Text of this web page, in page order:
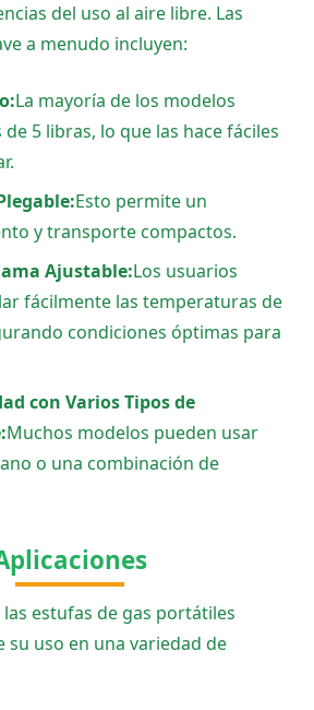
del uso al aire libre. Las
a menudo incluyen:
La mayoría de los modelos
5 libras, lo que las hace fáciles
Esto permite un
y transporte compactos.
Ajustable:Los usuarios
fácilmente las temperaturas de
condiciones óptimas para
con Varios Tipos de
Muchos modelos pueden usar
o una combinación de
estufas de gas portátiles
su uso en una variedad de